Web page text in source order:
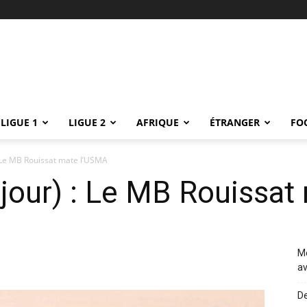
LIGUE 1 LIGUE 2 AFRIQUE ÉTRANGER
MB Rouissat mate l’USMA
: Le MB Rouissat